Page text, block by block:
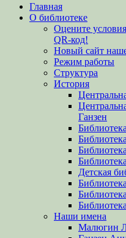
вверх
Главная
О библиотеке
Оцените
QR-код!
Новый сайт
Режим работы
Структура
История
Ганзен
Детская
Наши имена
Малюгин